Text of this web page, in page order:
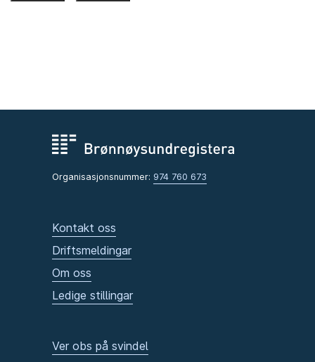
Organisasjonsnummer: 974 760 673
Kontakt oss
Driftsmeldingar
Om oss
Ledige stillingar
Ver obs på svindel